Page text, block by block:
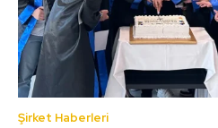
Şirket Haberleri